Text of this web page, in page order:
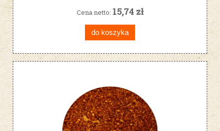
Cena netto: 15,74 zł
do koszyka